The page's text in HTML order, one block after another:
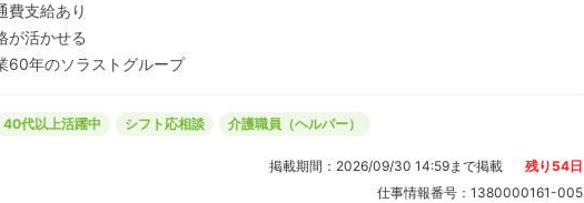
支給あり
活かせる
60年のソラストグループ
40代以上活躍中 シフト応相談 介護職員（ヘルパー）
掲載期間： 2026/09/30 14:59まで掲載 残り 54日
仕事情報番号： 1380000161-005